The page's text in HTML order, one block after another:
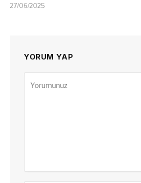
27/06/2025
YORUM YAP